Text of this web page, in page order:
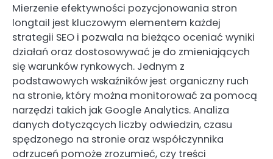
Mierzenie efektywności pozycjonowania stron
longtail jest kluczowym elementem każdej
strategii SEO i pozwala na bieżąco oceniać wyniki
działań oraz dostosowywać je do zmieniających
się warunków rynkowych. Jednym z
podstawowych wskaźników jest organiczny ruch
na stronie, który można monitorować za pomocą
narzędzi takich jak Google Analytics. Analiza
danych dotyczących liczby odwiedzin, czasu
spędzonego na stronie oraz współczynnika
odrzuceń pomoże zrozumieć, czy treści